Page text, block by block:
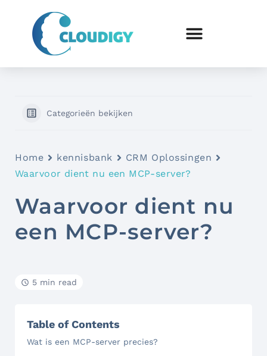
Categorieën bekijken
Home kennisbank
CRM Oplossingen
Waarvoor dient nu een MCP-server?
Waarvoor dient nu
een MCP-server?
5 min read
Table of Contents
Wat is een MCP-server precies?